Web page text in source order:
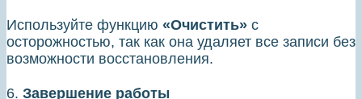
Используйте функцию «Очистить» с
осторожностью, так как она удаляет все записи без
возможности восстановления.
6. Завершение работы